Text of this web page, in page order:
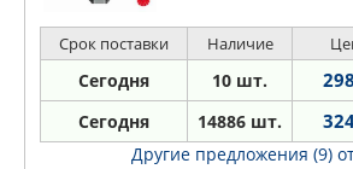
Срок поставки Наличие
Сегодня 10 шт.
Сегодня 14886 шт.
Другие предложения (9)